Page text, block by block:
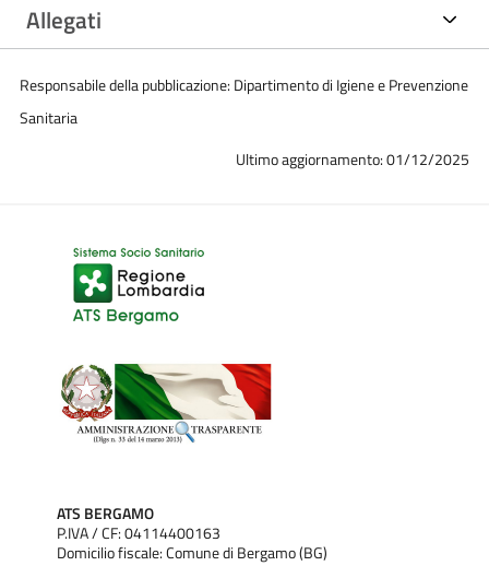
Allegati
Responsabile della pubblicazione: Dipartimento di Igiene e Prevenzione
Sanitaria
Ultimo aggiornamento: 01/12/2025
ATS BERGAMO
P.IVA / CF: 04114400163
Domicilio fiscale: Comune di Bergamo (BG)